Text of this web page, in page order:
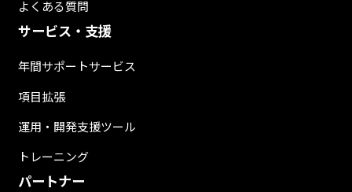
よくある質問
サービス・支援
年間サポートサービス
項目拡張
運用・開発支援ツール
トレーニング
パートナー